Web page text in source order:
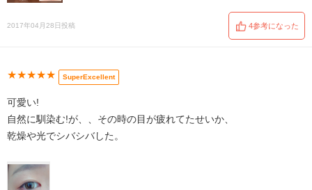
2017年04月28日投稿 4参考になった
★★★★★ SuperExcellent
可愛い!
自然に馴染む!が、、その時の目が疲れてたせいか、
乾燥や光でシバシバした。